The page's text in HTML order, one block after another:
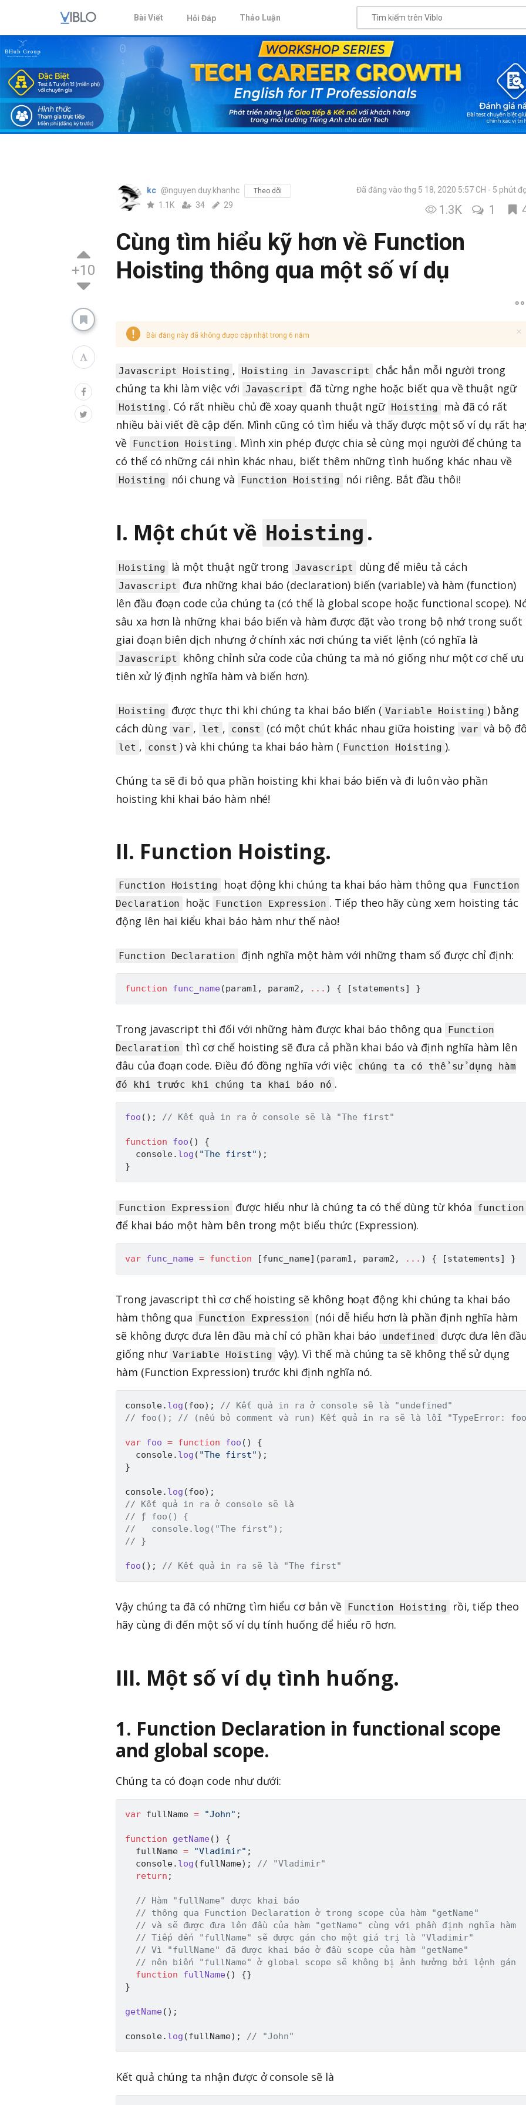
Bài Viết Hỏi Đáp Thảo Luận
+10
kc @nguyen.duy.khanhc Theo dõi
1.1K 34 29
Đã đăng vào thg 5 18, 2020 5:57 CH 5 phút
1.3K 1
Cùng tìm hiểu kỹ hơn về Function
Hoisting thông qua một số ví dụ
Bài đăng này đã không được cập nhật trong 6 năm
Javascript Hoisting , Hoisting in Javascript
chắc hẳn mỗi người trong
chúng ta khi làm việc với Javascript đã từng nghe hoặc biết qua về thuật ngữ
Hoisting . Có rất nhiều chủ đề xoay quanh thuật ngữ Hoisting
mà đã có rất
nhiều bài viết đề cập đến. Mình cũng có tìm hiểu và thấy được một số ví dụ rất
về Function Hoisting . Mình xin phép được chia sẻ cùng mọi người để chúng ta
có thể có những cái nhìn khác nhau, biết thêm những tình huống khác nhau về
Hoisting nói chung và Function Hoisting nói riêng. Bắt đầu thôi!
I. Một chút về Hoisting .
Hoisting là một thuật ngữ trong Javascript dùng để miêu tả cách
Javascript
đưa những khai báo (declaration) biến (variable) và hàm (function)
lên đầu đoạn code của chúng ta (có thể là global scope hoặc functional scope).
sâu xa hơn là những khai báo biến và hàm được đặt vào trong bộ nhớ trong suốt
giai đoạn biên dịch nhưng ở chính xác nơi chúng ta viết lệnh (có nghĩa là
Javascript
không chỉnh sửa code của chúng ta mà nó giống như một cơ chế ưu
tiên xử lý định nghĩa hàm và biến hơn).
Hoisting được thực thi khi chúng ta khai báo biến ( Variable Hoisting ) bằng
cách dùng var , let , const (có một chút khác nhau giữa hoisting var và bộ
let , const ) và khi chúng ta khai báo hàm ( Function Hoisting ).
Chúng ta sẽ đi bỏ qua phần hoisting khi khai báo biến và đi luôn vào phần
hoisting khi khai báo hàm nhé!
II. Function Hoisting.
Function Hoisting hoạt động khi chúng ta khai báo hàm thông qua
Function
Declaration
hoặc Function Expression . Tiếp theo hãy cùng xem hoisting tác
động lên hai kiểu khai báo hàm như thế nào!
Function Declaration định nghĩa một hàm với những tham số được chỉ định:
function func_name(param1 , param2 , ... ) { [statements] }
Trong javascript thì đối với những hàm được khai báo thông qua
Function
Declaration
thì cơ chế hoisting sẽ đưa cả phần khai báo và định nghĩa hàm lên
đâu của đoạn code. Điều đó đồng nghĩa với việc chúng ta có thể sử dụng hàm
đó khi trước khi chúng ta khai báo nó .
foo ( ) ; // Kết quả in ra ở console sẽ là "The first"
function foo ( )
{
  console
. log ( "The first" ) ;
}
Function Expression được hiểu như là chúng ta có thể dùng từ khóa function
để khai báo một hàm bên trong một biểu thức (Expression).
var func_name = function [func_name] (param1 , param2 , ... ) { [statements] }
Trong javascript thì cơ chế hoisting sẽ không hoạt động khi chúng ta khai báo
hàm thông qua
Function Expression
(nói dễ hiểu hơn là phần định nghĩa hàm
sẽ không được đưa lên đầu mà chỉ có phần khai báo
undefined
được đưa lên
giống như Variable Hoisting vậy). Vì thế mà chúng ta sẽ không thể sử dụng
hàm (Function Expression) trước khi định nghĩa nó.
console. log (foo) ;
// Kết quả in ra ở console sẽ là "undefined"
// foo(); // (nếu bỏ comment và run) Kết quả in ra sẽ là lỗi "TypeError:
var foo = function foo ( )
{
  console
. log ( "The first" ) ;
}
console. log (foo) ;
// Kết quả in ra ở console sẽ là
// ƒ foo() {
//   console.log("The first");
// }
foo ( ) ; // Kết quả in ra sẽ là "The first"
Vậy chúng ta đã có những tìm hiểu cơ bản về Function Hoisting
rồi, tiếp theo
hãy cùng đi đến một số ví dụ tính huống để hiểu rõ hơn.
III. Một số ví dụ tình huống.
1. Function Declaration in functional scope
and global scope.
Chúng ta có đoạn code như dưới:
var fullName = "John" ;
function getName( )
{
  fullName
= "Vladimir" ;
  console
. log (fullName) ;
// "Vladimir"
return ;
// Hàm "fullName" được khai báo
// thông qua Function Declaration ở trong scope của hàm "getName"
// và sẽ được đưa lên đầu của hàm "getName" cùng với phần định nghĩa hàm
// Tiếp đến "fullName" sẽ được gán cho một giá trị là "Vladimir"
// Vì "fullName" đã được khai báo ở đầu scope của hàm "getName"
// nên biến "fullName" ở global scope sẽ không bị ảnh hưởng bởi lệnh gán
function
fullName( ) {}
}
getName( ) ;
console. log (fullName) ; // "John"
Kết quả chúng ta nhận được ở console sẽ là